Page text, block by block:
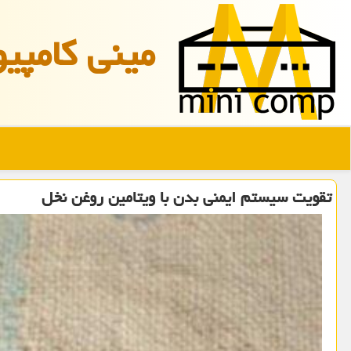
مینی
تقویت سیستم ایمنی بدن با ویتامین روغن نخل